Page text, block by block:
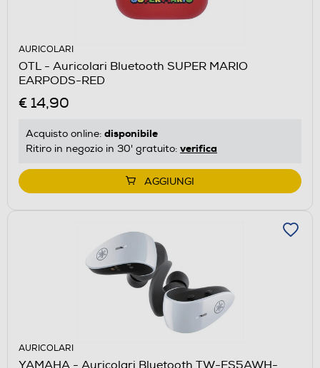
AURICOLARI
OTL - Auricolari Bluetooth SUPER MARIO
EARPODS-RED
€ 14,90
Acquisto online: disponibile
Ritiro in negozio in 30' gratuito: verifica
AGGIUNGI
AURICOLARI
YAMAHA - Auricolari Bluetooth TW-ES5AWH-